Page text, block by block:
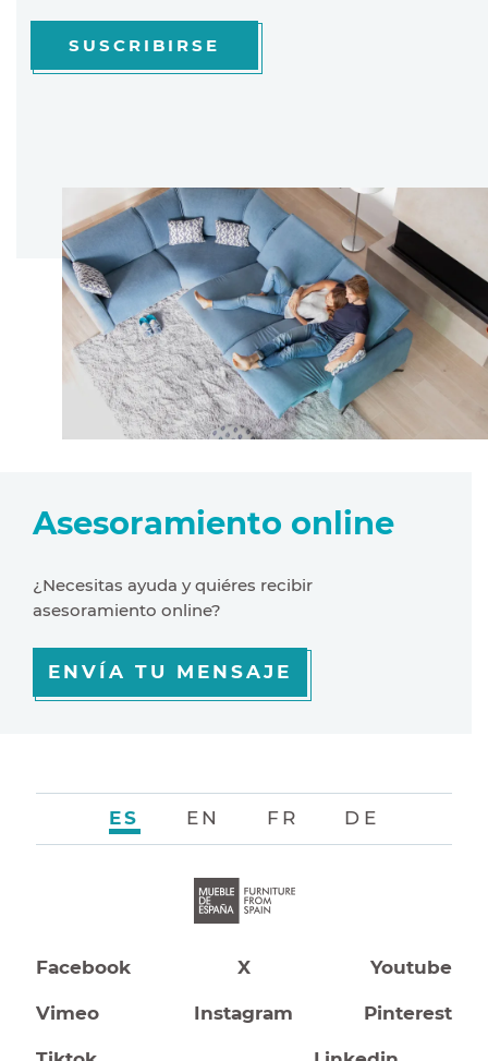
SUSCRIBIRSE
Asesoramiento online
¿Necesitas ayuda y quiéres recibir
asesoramiento online?
ENVÍA TU MENSAJE
Facebook X Youtube
Vimeo Instagram Pinterest
ES EN FR DE